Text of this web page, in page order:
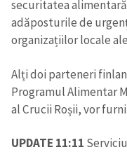
securitatea
adăposturile de
organizațiilor locale
Alți doi parteneri
Programul Alimentar
al Crucii Roșii, vor
UPDATE 11:11